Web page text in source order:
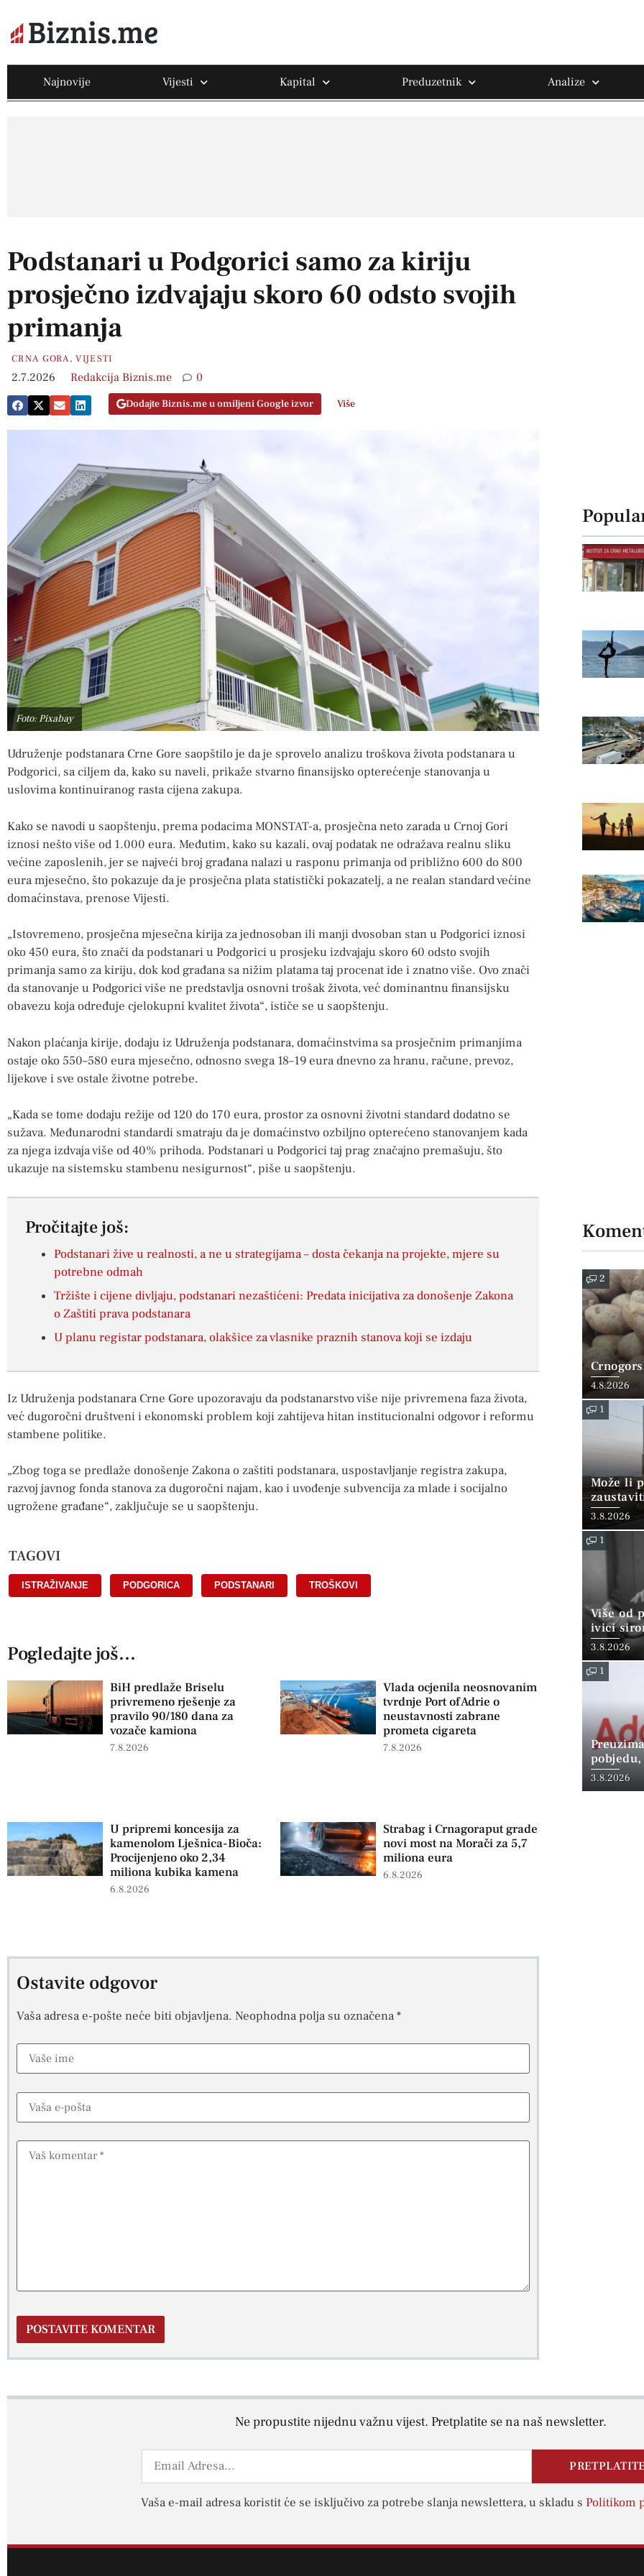
Najnovije Vijesti Kapital Preduzetnik Analize
Podstanari u Podgorici samo za kiriju
prosječno izdvajaju skoro 60 odsto svojih
primanja
CRNA GORA,VIJESTI
2.7.2026 Redakcija Biznis.me 0
Dodajte Biznis.me u omiljeni Google izvor Više
Foto: Pixabay
Udruženje podstanara Crne Gore saopštilo je da je sprovelo analizu troškova života podstanara u
Podgorici, sa ciljem da, kako su naveli, prikaže stvarno finansijsko opterećenje stanovanja u
uslovima kontinuiranog rasta cijena zakupa.
Kako se navodi u saopštenju, prema podacima MONSTAT-a, prosječna neto zarada u Crnoj Gori
iznosi nešto više od 1.000 eura. Međutim, kako su kazali, ovaj podatak ne odražava realnu sliku
većine zaposlenih, jer se najveći broj građana nalazi u rasponu primanja od približno 600 do 800
eura mjesečno, što pokazuje da je prosječna plata statistički pokazatelj, a ne realan standard većine
domaćinstava, prenose Vijesti.
„Istovremeno, prosječna mjesečna kirija za jednosoban ili manji dvosoban stan u Podgorici iznosi
oko 450 eura, što znači da podstanari u Podgorici u prosjeku izdvajaju skoro 60 odsto svojih
primanja samo za kiriju, dok kod građana sa nižim platama taj procenat ide i znatno više. Ovo znači
da stanovanje u Podgorici više ne predstavlja osnovni trošak života, već dominantnu finansijsku
obavezu koja određuje cjelokupni kvalitet života“, ističe se u saopštenju.
Nakon plaćanja kirije, dodaju iz Udruženja podstanara, domaćinstvima sa prosječnim primanjima
ostaje oko 550–580 eura mjesečno, odnosno svega 18–19 eura dnevno za hranu, račune, prevoz,
lijekove i sve ostale životne potrebe.
„Kada se tome dodaju režije od 120 do 170 eura, prostor za osnovni životni standard dodatno se
sužava. Međunarodni standardi smatraju da je domaćinstvo ozbiljno opterećeno stanovanjem kada
za njega izdvaja više od 40% prihoda. Podstanari u Podgorici taj prag značajno premašuju, što
ukazuje na sistemsku stambenu nesigurnost“, piše u saopštenju.
Pročitajte još:
Podstanari žive u realnosti, a ne u strategijama – dosta čekanja na projekte, mjere su
potrebne odmah
Tržište i cijene divljaju, podstanari nezaštićeni: Predata inicijativa za donošenje Zakona
o Zaštiti prava podstanara
U planu registar podstanara, olakšice za vlasnike praznih stanova koji se izdaju
Iz Udruženja podstanara Crne Gore upozoravaju da podstanarstvo više nije privremena faza života,
već dugoročni društveni i ekonomski problem koji zahtijeva hitan institucionalni odgovor i reformu
stambene politike.
„Zbog toga se predlaže donošenje Zakona o zaštiti podstanara, uspostavljanje registra zakupa,
razvoj javnog fonda stanova za dugoročni najam, kao i uvođenje subvencija za mlade i socijalno
ugrožene građane“, zaključuje se u saopštenju.
TAGOVI
ISTRAŽIVANJE PODGORICA PODSTANARI TROŠKOVI
Pogledajte još...
BiH predlaže Briselu
privremeno rješenje za
pravilo 90/180 dana za
vozače kamiona
7.8.2026
Vlada ocjenila neosnovanim
tvrdnje Port of Adrie o
neustavnosti zabrane
prometa cigareta
7.8.2026
U pripremi koncesija za
kamenolom Lješnica-Bioča:
Procijenjeno oko 2,34
miliona kubika kamena
6.8.2026
Strabag i Crnagoraput grade
novi most na Morači za 5,7
miliona eura
6.8.2026
Ostavite odgovor
Vaša adresa e-pošte neće biti objavljena. Neophodna polja su označena*
2
4.8.2026
1
Može li
3.8.2026
1
Više od
ivici
3.8.2026
1
3.8.2026
Ne propustite nijednu važnu vijest. Pretplatite se na naš newsletter.
Vaša e-mail adresa koristit će se isključivo za potrebe slanja newslettera, u skladu s Politikom